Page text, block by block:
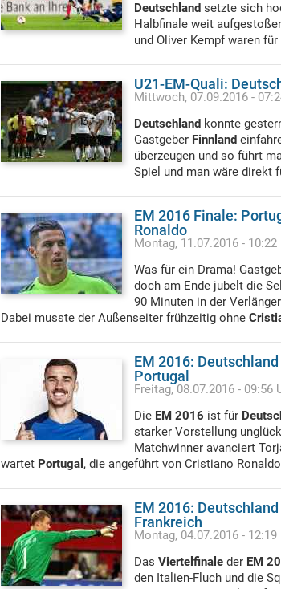
Deutschland setzte sich
Halbfinale weit
und Oliver Kempf waren
U21-EM-Quali:
Mittwoch, 07.09.2016 -
Deutschland konnte
Gastgeber Finnland
überzeugen und so führt
Spiel und man wäre direkt
EM 2016 Finale:
Ronaldo
Montag, 11.07.2016 - 10:22
Was für ein Drama!
doch am Ende jubelt die
90 Minuten in der
Dabei musste der Außenseiter frühzeitig ohne
EM 2016:
Portugal
Freitag, 08.07.2016 - 09:56
Die EM 2016 ist für
starker Vorstellung
Matchwinner avanciert
wartet Portugal , die angeführt von Cristiano
EM 2016:
Frankreich
Montag, 04.07.2016 - 12:19
Das Viertelfinale der EM
den Italien-Fluch und die